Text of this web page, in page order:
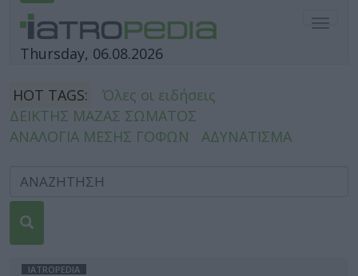
Thursday, 06.08.2026
HOT TAGS:
Όλες οι ειδήσεις
ΔΕΙΚΤΗΣ ΜΑΖΑΣ ΣΩΜΑΤΟΣ
ΑΝΑΛΟΓΙΑ ΜΕΣΗΣ ΓΟΦΩΝ
ΑΔΥΝΑΤΙΣΜΑ
IATROPEDIA